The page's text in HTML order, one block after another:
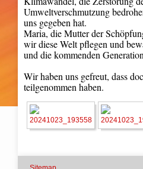
Umweltverschmutzung
uns gegeben hat.
Maria, die Mutter der
wir diese Welt pflegen und
und die kommenden
Wir haben uns gefreut, dass
teilgenommen haben.